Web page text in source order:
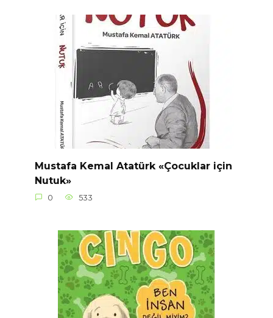
Mustafa Kemal Atatürk «Çocuklar için
Nutuk»
0 533